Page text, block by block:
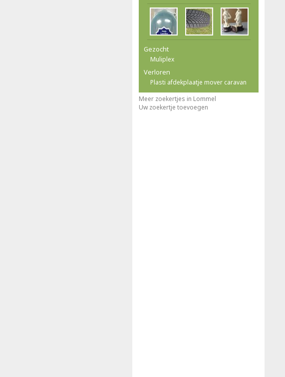
Gezocht
Muliplex
Verloren
Plasti afdekplaatje mover caravan
Meer zoekertjes in Lommel
Uw zoekertje toevoegen